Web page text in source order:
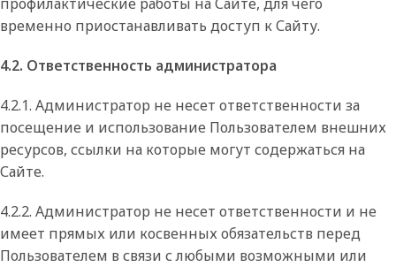
временно приостанавливать доступ к Сайту.
4.2. Ответственность администратора
4.2.1. Администратор не несет ответственности за
посещение и использование Пользователем внешних
ресурсов, ссылки на которые могут содержаться на
Сайте.
4.2.2. Администратор не несет ответственности и не
имеет прямых или косвенных обязательств перед
Пользователем в связи с любыми возможными или